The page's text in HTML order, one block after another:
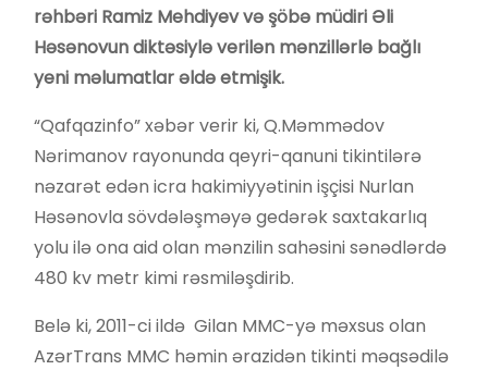
rəhbəri Ramiz Mehdiyev və şöbə müdiri Əli
Həsənovun diktəsiylə verilən mənzillərlə bağlı
yeni məlumatlar əldə etmişik.
“Qafqazinfo” xəbər verir ki, Q.Məmmədov
Nərimanov rayonunda qeyri-qanuni tikintilərə
nəzarət edən icra hakimiyyətinin işçisi Nurlan
Həsənovla sövdələşməyə gedərək saxtakarlıq
yolu ilə ona aid olan mənzilin sahəsini sənədlərdə
480 kv metr kimi rəsmiləşdirib.
Belə ki, 2011-ci ildə Gilan MMC-yə məxsus olan
AzərTrans MMC həmin ərazidən tikinti məqsədilə